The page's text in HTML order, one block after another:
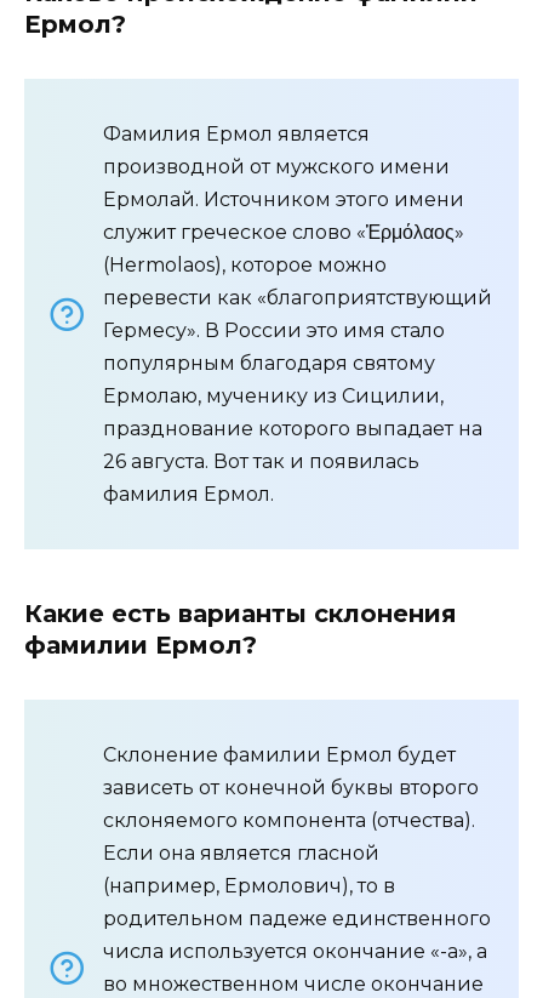
Ермол?
Фамилия Ермол является
производной от мужского имени
Ермолай. Источником этого имени
служит греческое слово «Ἑρμόλαος»
(Hermolaos), которое можно
перевести как «благоприятствующий
Гермесу». В России это имя стало
популярным благодаря святому
Ермолаю, мученику из Сицилии,
празднование которого выпадает на
26 августа. Вот так и появилась
фамилия Ермол.
Какие есть варианты склонения
фамилии Ермол?
Склонение фамилии Ермол будет
зависеть от конечной буквы второго
склоняемого компонента (отчества).
Если она является гласной
(например, Ермолович), то в
родительном падеже единственного
числа используется окончание «-а», а
во множественном числе окончание